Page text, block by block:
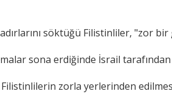
söktüğü Filistinliler, "zor bir
sona erdiğinde İsrail
zorla yerlerinden